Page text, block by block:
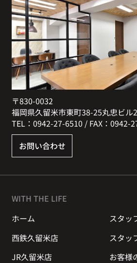
〒830-0032
福岡県久留米市東町38-25丸忠ビル
TEL：0942-27-6510 / FAX：0942-
お問い合わせ
WITH THE LIFE
ホーム
スタッ
西鉄久留米店
スタッ
JR久留米店
お客様